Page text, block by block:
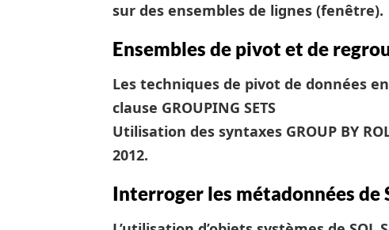
sur des ensembles de lignes (fenêtre).
Ensembles de pivot et de
Les techniques de pivot de données
clause GROUPING SETS
Utilisation des syntaxes GROUP BY
2012.
Interroger les métadonnées de